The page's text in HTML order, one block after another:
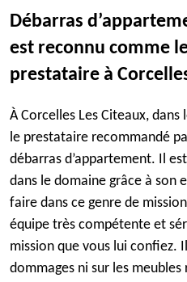
Débarras
est reconnu comme
prestataire à
À Corcelles Les Citeaux,
le prestataire recommandé
débarras d’appartement. Il
dans le domaine grâce à son
faire dans ce genre de
équipe très compétente et
mission que vous lui confiez.
dommages ni sur les